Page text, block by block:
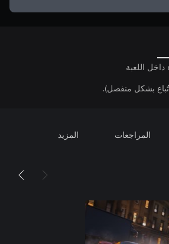
اللعبة
بشكل منفصل).
المراجعات المزيد